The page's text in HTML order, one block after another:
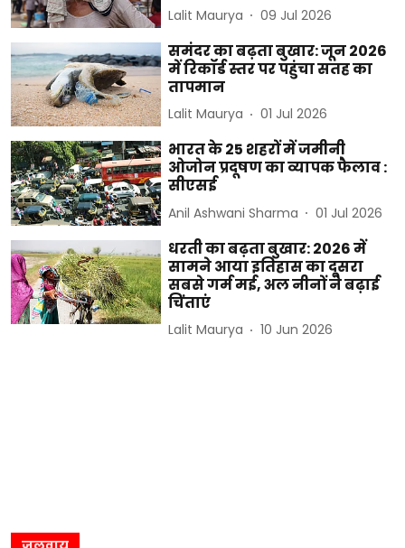
Lalit Maurya 09 Jul 2026
समंदर का बढ़ता बुखार: जून 2026
में रिकॉर्ड स्तर पर पहुंचा सतह का
तापमान
Lalit Maurya 01 Jul 2026
भारत के 25 शहरों में जमीनी
ओजोन प्रदूषण का व्यापक फैलाव :
सीएसई
Anil Ashwani Sharma 01 Jul 2026
धरती का बढ़ता बुखार: 2026 में
सामने आया इतिहास का दूसरा
सबसे गर्म मई, अल नीनों ने बढ़ाई
चिंताएं
Lalit Maurya 10 Jun 2026